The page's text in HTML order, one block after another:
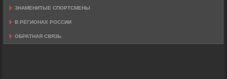
ЗНАМЕНИТЫЕ СПОРТСМЕНЫ
В РЕГИОНАХ РОССИИ
ОБРАТНАЯ СВЯЗЬ